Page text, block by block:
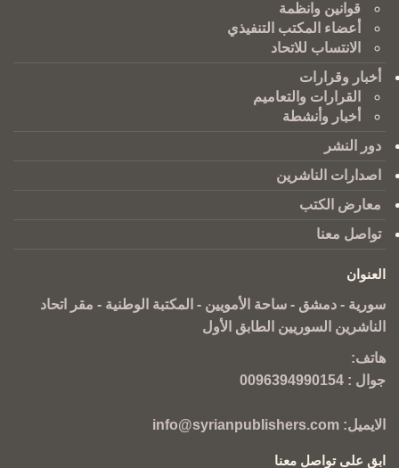
قوانين وانظمة
أعضاء المكتب التنفيذي
الانتساب للاتحاد
أخبار وقرارات
القرارات والتعاميم
أخبار وأنشطة
دور النشر
اصدارات الناشرين
معارض الكتب
تواصل معنا
العنوان
سورية - دمشق - ساحة الأمويين - المكتبة الوطنية - مقر اتحاد
الناشرين السوريين الطابق الأول
هاتف:
جوال : 0096394990154
الايميل: info@syrianpublishers.com
ابق على تواصل معنا